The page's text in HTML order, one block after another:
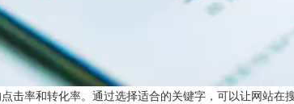
击率和转化率。通过选择适合的关键字，可以让网站在